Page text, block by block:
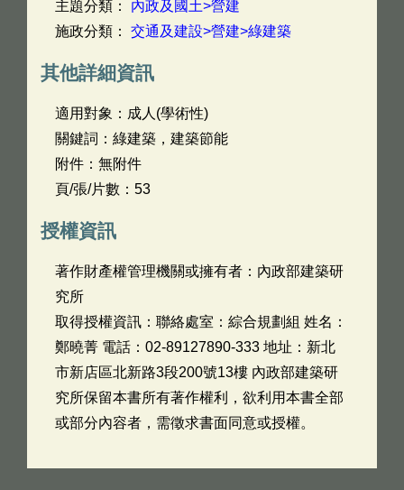
主題分類： 內政及國土>營建
施政分類： 交通及建設>營建>綠建築
其他詳細資訊
適用對象：成人(學術性)
關鍵詞：綠建築，建築節能
附件：無附件
頁/張/片數：53
授權資訊
著作財產權管理機關或擁有者：內政部建築研
究所
取得授權資訊：聯絡處室：綜合規劃組 姓名：
鄭曉菁 電話：02-89127890-333 地址：新北
市新店區北新路3段200號13樓 內政部建築研
究所保留本書所有著作權利，欲利用本書全部
或部分內容者，需徵求書面同意或授權。